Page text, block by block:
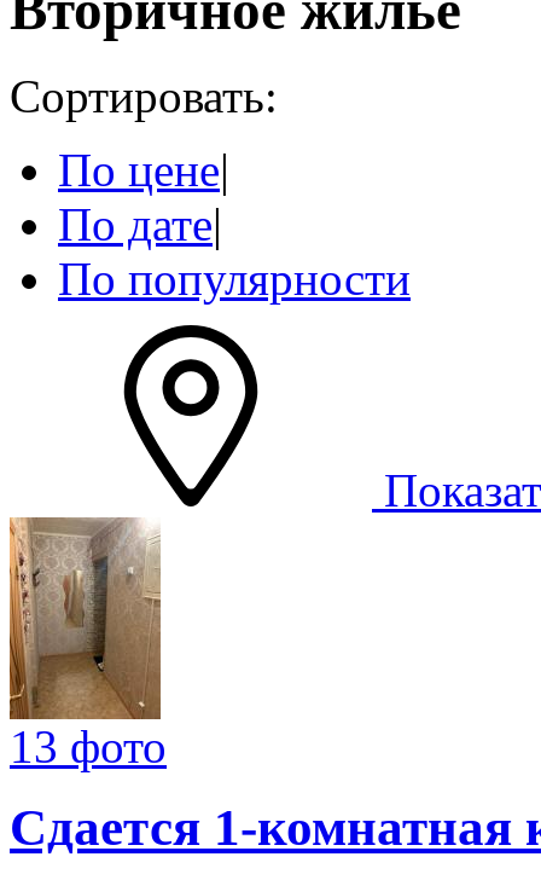
Сортировать:
По цене|
По дате|
По популярности
13 фото
Сдается 1-комнатная